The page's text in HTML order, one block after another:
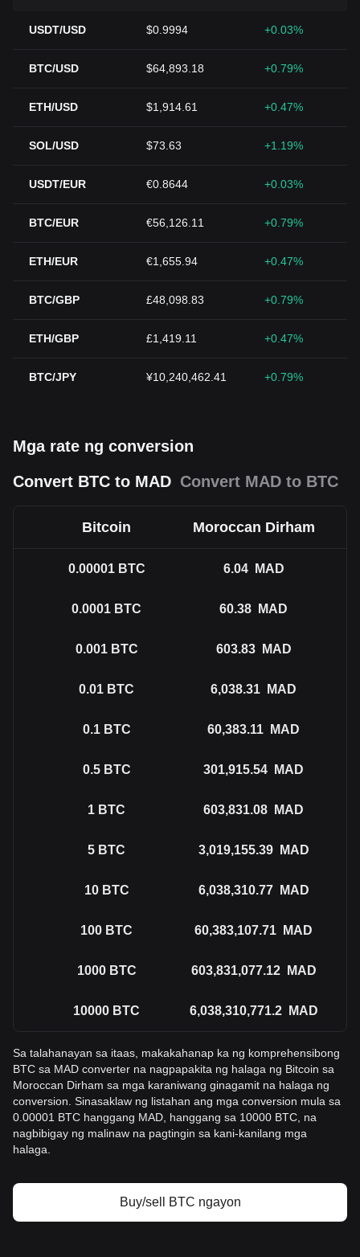
USDT/USD $0.9994 +0.03%
BTC/USD $64,893.18 +0.79%
ETH/USD $1,914.61 +0.47%
SOL/USD $73.63 +1.19%
USDT/EUR €0.8644 +0.03%
BTC/EUR €56,126.11 +0.79%
ETH/EUR €1,655.94 +0.47%
BTC/GBP £48,098.83 +0.79%
ETH/GBP £1,419.11 +0.47%
BTC/JPY ¥10,240,462.41 +0.79%
Mga rate ng conversion
Convert BTC to MAD Convert MAD to BTC
Bitcoin Moroccan Dirham
0.00001 BTC 6.04 MAD
0.0001 BTC 60.38 MAD
0.001 BTC 603.83 MAD
0.01 BTC 6,038.31 MAD
0.1 BTC 60,383.11 MAD
0.5 BTC 301,915.54 MAD
1 BTC 603,831.08 MAD
5 BTC 3,019,155.39 MAD
10 BTC 6,038,310.77 MAD
100 BTC 60,383,107.71 MAD
1000 BTC 603,831,077.12 MAD
10000 BTC 6,038,310,771.2 MAD
Sa talahanayan sa itaas, makakahanap ka ng komprehensibong
BTC sa MAD converter na nagpapakita ng halaga ng Bitcoin sa
Moroccan Dirham sa mga karaniwang ginagamit na halaga ng
conversion. Sinasaklaw ng listahan ang mga conversion mula sa
0.00001 BTC hanggang MAD, hanggang sa 10000 BTC, na
nagbibigay ng malinaw na pagtingin sa kani-kanilang mga
halaga.
Buy/sell BTC ngayon